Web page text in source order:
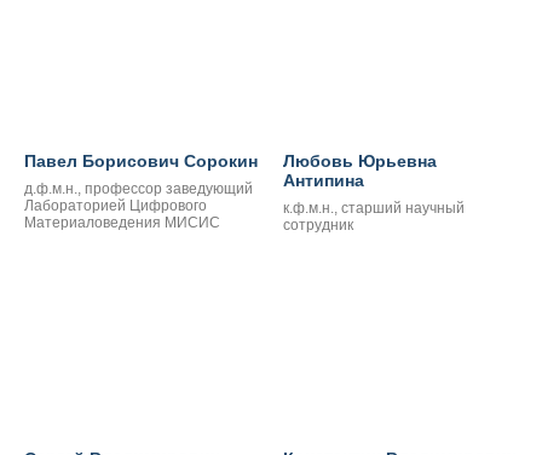
Павел Борисович Сорокин
д.ф.м.н., профессор заведующий
Лабораторией Цифрового
Материаловедения МИСИС
Любовь Юрьевна
Антипина
к.ф.м.н., старший научный
сотрудник